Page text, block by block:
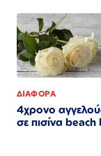
ΔΙΑΦΟΡΑ
4χρονο
σε πισίνα beach